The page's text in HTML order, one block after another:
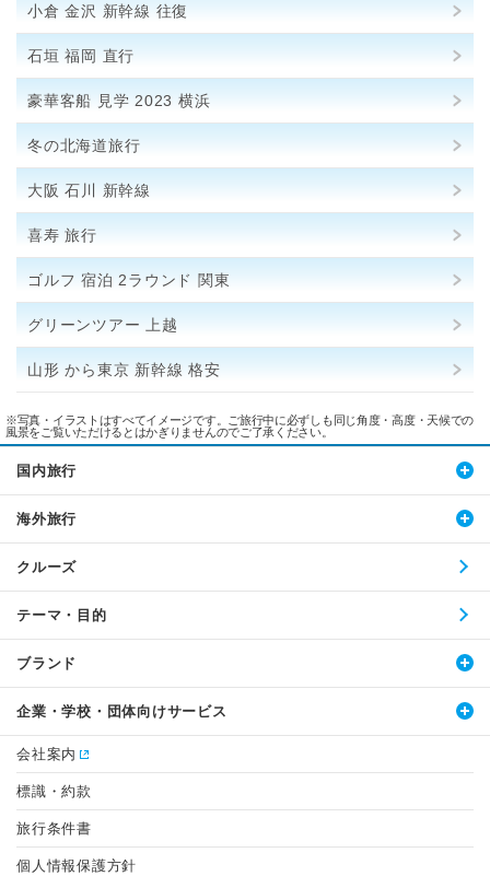
小倉 金沢 新幹線 往復
石垣 福岡 直行
豪華客船 見学 2023 横浜
冬の北海道旅行
大阪 石川 新幹線
喜寿 旅行
ゴルフ 宿泊 2ラウンド 関東
グリーンツアー 上越
山形 から東京 新幹線 格安
※写真・イラストはすべてイメージです。ご旅行中に必ずしも同じ角度・高度・天候での
風景をご覧いただけるとはかぎりませんのでご了承ください。
国内旅行
海外旅行
クルーズ
テーマ・目的
ブランド
企業・学校・団体向けサービス
会社案内
標識・約款
旅行条件書
個人情報保護方針